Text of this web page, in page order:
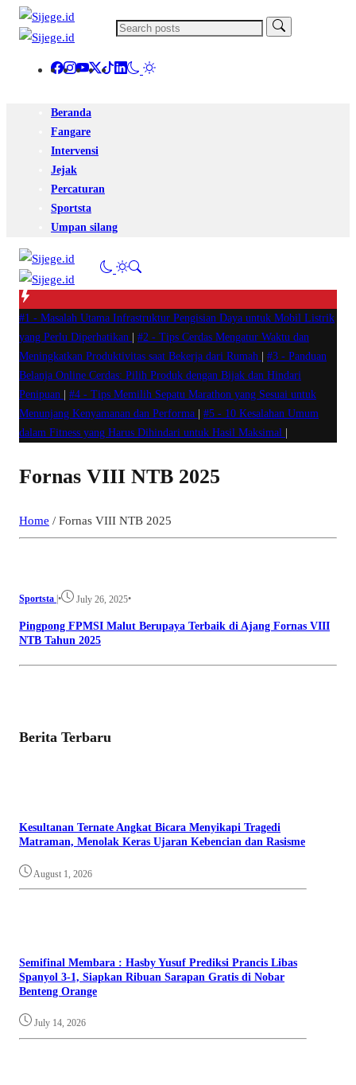
Beranda
Fangare
Intervensi
Jejak
Percaturan
Sportsta
Umpan silang
#1 - Masalah Utama Infrastruktur Pengisian Daya untuk Mobil Listrik
yang Perlu Diperhatikan
#2 - Tips Cerdas Mengatur Waktu dan
Meningkatkan Produktivitas saat Bekerja dari Rumah
#3 - Panduan
Belanja Online Cerdas: Pilih Produk dengan Bijak dan Hindari
Penipuan
#4 - Tips Memilih Sepatu Marathon yang Sesuai untuk
Menunjang Kenyamanan dan Performa
#5 - 10 Kesalahan Umum
dalam Fitness yang Harus Dihindari untuk Hasil Maksimal
Fornas VIII NTB 2025
Home / Fornas VIII NTB 2025
Sportsta |• July 26, 2025•
Pingpong FPMSI Malut Berupaya Terbaik di Ajang Fornas VIII
NTB Tahun 2025
Berita Terbaru
Kesultanan Ternate Angkat Bicara Menyikapi Tragedi
Matraman, Menolak Keras Ujaran Kebencian dan Rasisme
August 1, 2026
Semifinal Membara : Hasby Yusuf Prediksi Prancis Libas
Spanyol 3-1, Siapkan Ribuan Sarapan Gratis di Nobar
Benteng Orange
July 14, 2026